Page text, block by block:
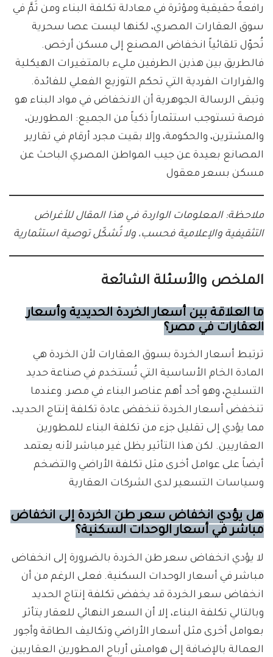
رافعةً حقيقية ومؤثرة في معادلة تكلفة البناء ومن ثَمَّ في
سوق العقارات المصري، لكنها ليست عصا سحرية
تُحوّل تلقائياً انخفاض المصنع إلى مسكن أرخص.
فالطريق بين هذين الطرفين مليء بالمتغيرات الهيكلية
والقرارات الفردية التي تحكم التوزيع الفعلي للفائدة.
وتبقى الرسالة الجوهرية أن الانخفاض في مواد البناء هو
فرصة تستوجب استثماراً ذكياً من الجميع: المطورين،
والمشترين، والحكومة، وإلا بقيت مجرد أرقام في تقارير
المصانع بعيدة عن جيب المواطن المصري الباحث عن
مسكن بسعر معقول
ملاحظة: المعلومات الواردة في هذا المقال للأغراض
التثقيفية والإعلامية فحسب، ولا تُشكّل توصية استثمارية
الملخص والأسئلة الشائعة
ما العلاقة بين أسعار الخردة الحديدية وأسعار
العقارات في مصر؟
ترتبط أسعار الخردة بسوق العقارات لأن الخردة هي
المادة الخام الأساسية التي تُستخدم في صناعة حديد
التسليح، وهو أحد أهم عناصر البناء في مصر. وعندما
تنخفض أسعار الخردة تنخفض عادة تكلفة إنتاج الحديد،
مما يؤدي إلى تقليل جزء من تكلفة البناء للمطورين
العقاريين. لكن هذا التأثير يظل غير مباشر لأنه يعتمد
أيضاً على عوامل أخرى مثل تكلفة الأراضي والتضخم
وسياسات التسعير لدى الشركات العقارية
هل يؤدي انخفاض سعر طن الخردة إلى انخفاض
مباشر في أسعار الوحدات السكنية؟
لا يؤدي انخفاض سعر طن الخردة بالضرورة إلى انخفاض
مباشر في أسعار الوحدات السكنية. فعلى الرغم من أن
انخفاض سعر الخردة قد يخفض تكلفة إنتاج الحديد
وبالتالي تكلفة البناء، إلا أن السعر النهائي للعقار يتأثر
بعوامل أخرى مثل أسعار الأراضي وتكاليف الطاقة وأجور
العمالة بالإضافة إلى هوامش أرباح المطورين العقاريين